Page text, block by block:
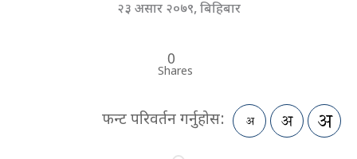
२३ असार २०७९, बिहिबार
0
Shares
फन्ट परिवर्तन गर्नुहोस: